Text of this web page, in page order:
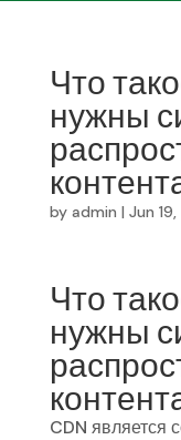
Что
нужны
by admin | Jun
Что
нужны
CDN является